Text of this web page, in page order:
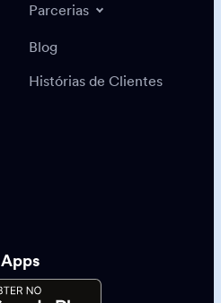
Parcerias
Blog
Histórias de Clientes
Apps